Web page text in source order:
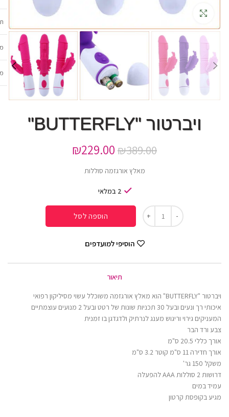
ויברטור "BUTTERFLY"
₪389.00
₪229.00
מאלץ אורגזמה סוללות
2 במלאי
הוספה לסל
הוסיפי למועדפים
תיאור
ויברטור "BUTTERFLY" הוא מאלץ אורגזמה משוכלל עשוי מסיליקון רפואי
איכותי רך ונעים ובעל 30 תכניות שונות של רטט ובעל 2 מנועים עוצמתיים
המעניקים גירוי וריגוש מענג לנרתיק ולדגדגן בו זמנית
צבע ורד הבר
אורך כללי 20.5 ס"מ
אורך חדירה 11 ס"מ קוטר 3.2 ס"מ
משקל 150 גר'
דרושות 2 סוללות AAA להפעלה
עמיד במים
מגיע בקופסת קרטון